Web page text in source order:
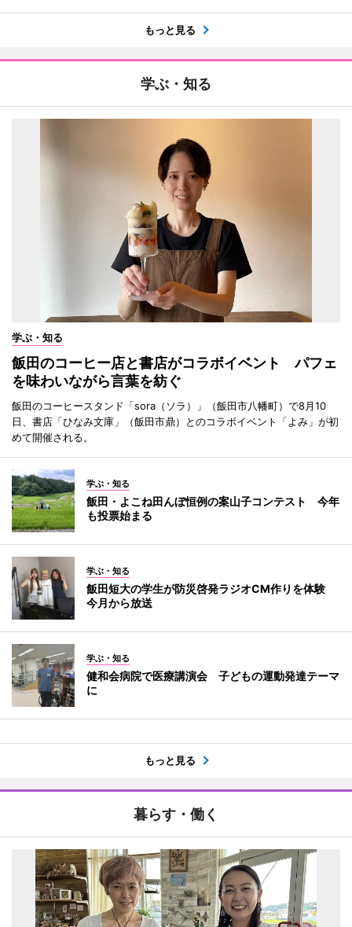
もっと見る
学ぶ・知る
学ぶ・知る
飯田のコーヒー店と書店がコラボイベント パフェ
を味わいながら言葉を紡ぐ
飯田のコーヒースタンド「sora（ソラ）」（飯田市八幡町）で8月10
日、書店「ひなみ文庫」（飯田市鼎）とのコラボイベント「よみ」が初
めて開催される。
学ぶ・知る
飯田・よこね田んぼ恒例の案山子コンテスト 今年
も投票始まる
学ぶ・知る
飯田短大の学生が防災啓発ラジオCM作りを体験
今月から放送
学ぶ・知る
健和会病院で医療講演会 子どもの運動発達テーマ
に
もっと見る
暮らす・働く